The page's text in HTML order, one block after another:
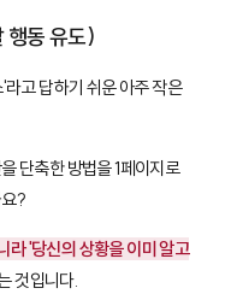
동 유도)
고 답하기 쉬운 아주 작은
단축한 방법을 1페이지로
?
라 '당신의 상황을 이미 알고
것입니다.